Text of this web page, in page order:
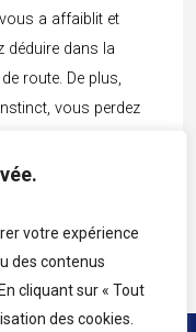
votre expérience
des contenus
cliquant sur « Tout
des cookies.
a affaiblit et
déduire dans la
route. De plus,
vous perdez
feuille de route.
exploration